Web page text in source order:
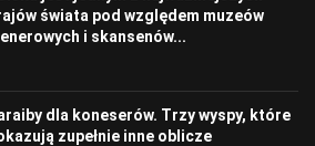
świata pod względem muzeów
i skansenów...
dla koneserów. Trzy wyspy, które
zupełnie inne oblicze